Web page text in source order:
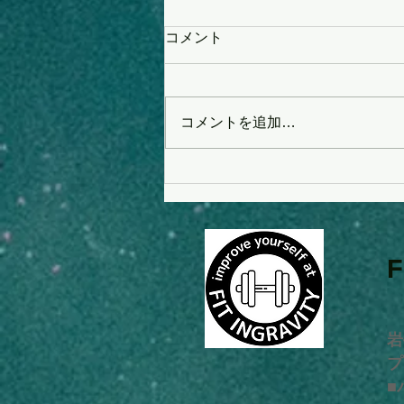
巻き肩への改善効果につい
て。
コメント
コメントを追加…
■